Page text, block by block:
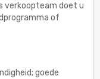
verkoopteam doet u
of
goede